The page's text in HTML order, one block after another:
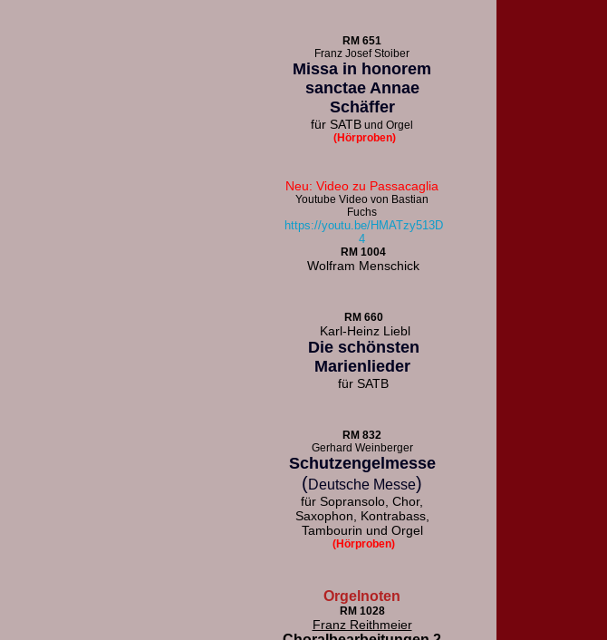
RM 651
Franz Josef Stoiber
Missa in honorem
sanctae Annae
Schäffer
für SATB und Orgel
(Hörproben)
Neu: Video zu Passacaglia
Youtube Video von Bastian
Fuchs
https://youtu.be/HMATzy513D
4
RM 1004
Wolfram Menschick
RM 660
Karl-Heinz Liebl
Die schönsten
Marienlieder
für SATB
RM 832
Gerhard Weinberger
Schutzengelmesse
(Deutsche Messe)
für Sopransolo, Chor,
Saxophon, Kontrabass,
Tambourin und Orgel
(Hörproben)
Orgelnoten
RM 1028
Franz Reithmeier